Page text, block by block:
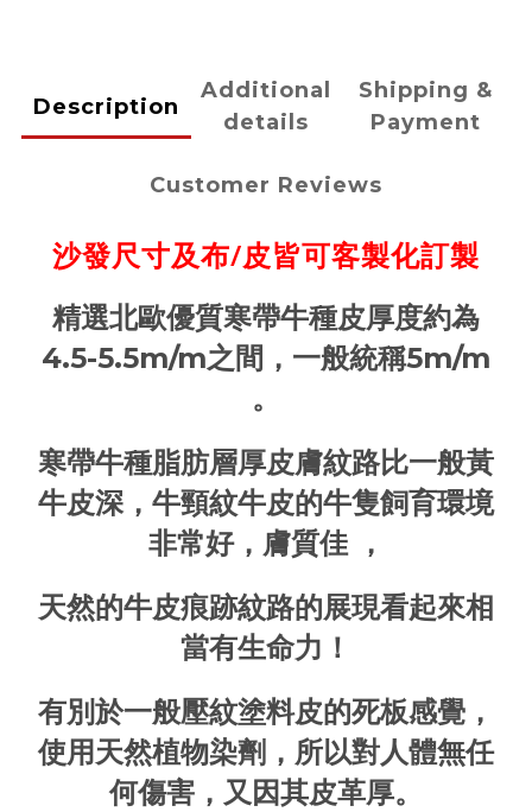
Description
Additional
details
Shipping &
Payment
Customer Reviews
沙發尺寸及布/皮皆可客製化訂製
精選北歐優質寒帶牛種皮厚度約為
4.5-5.5m/m之間，一般統稱5m/m
。
寒帶牛種脂肪層厚皮膚紋路比一般黃
牛皮深，牛頸紋牛皮的牛隻飼育環境
非常好，膚質佳 ，
天然的牛皮痕跡紋路的展現看起來相
當有生命力！
有別於一般壓紋塗料皮的死板感覺，
使用天然植物染劑，所以對人體無任
何傷害，又因其皮革厚。